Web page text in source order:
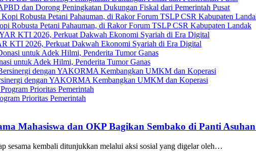
dan Dorong Peningkatan Dukungan Fiskal dari Pemerintah Pusat
Robusta Petani Pahauman, di Rakor Forum TSLP CSR Kabupaten Landak
KTI 2026, Perkuat Dakwah Ekonomi Syariah di Era Digital
untuk Adek Hilmi, Penderita Tumor Ganas
dengan YAKORMA Kembangkan UMKM dan Koperasi
Prioritas Pemerintah
Mahasiswa dan OKP Bagikan Sembako di Panti
sesama kembali ditunjukkan melalui aksi sosial yang digelar oleh…